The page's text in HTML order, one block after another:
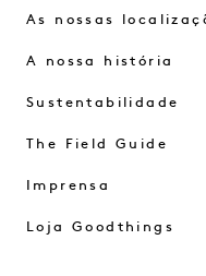
As nossas
A nossa história
Sustentabilidade
The Field Guide
Imprensa
Loja Goodthings